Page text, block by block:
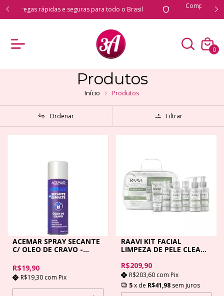
Compre com total segurança e produtos originais
garantidos
0
Produtos
Início Produtos
Ordenar Filtrar
ACEMAR SPRAY SECANTE
C/ OLEO DE CRAVO -
R$19,90
R$19,30 com Pix
RAAVI KIT FACIAL
LIMPEZA DE PELE CLEAN
R$209,90
R$203,60 com Pix
5 x de R$41,98 sem juros